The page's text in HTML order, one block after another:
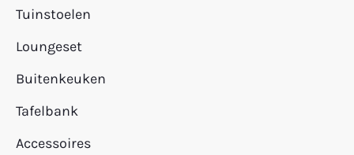
Tuinstoelen
Loungeset
Buitenkeuken
Tafelbank
Accessoires